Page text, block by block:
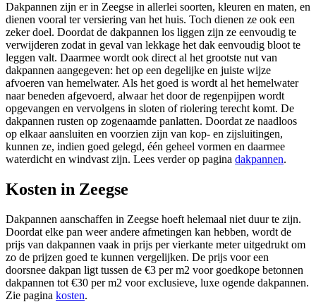
Dakpannen zijn er in Zeegse in allerlei soorten, kleuren en maten, en
dienen vooral ter versiering van het huis. Toch dienen ze ook een
zeker doel. Doordat de dakpannen los liggen zijn ze eenvoudig te
verwijderen zodat in geval van lekkage het dak eenvoudig bloot te
leggen valt. Daarmee wordt ook direct al het grootste nut van
dakpannen aangegeven: het op een degelijke en juiste wijze
afvoeren van hemelwater. Als het goed is wordt al het hemelwater
naar beneden afgevoerd, alwaar het door de regenpijpen wordt
opgevangen en vervolgens in sloten of riolering terecht komt. De
dakpannen rusten op zogenaamde panlatten. Doordat ze naadloos
op elkaar aansluiten en voorzien zijn van kop- en zijsluitingen,
kunnen ze, indien goed gelegd, één geheel vormen en daarmee
waterdicht en windvast zijn. Lees verder op pagina dakpannen.
Kosten in Zeegse
Dakpannen aanschaffen in Zeegse hoeft helemaal niet duur te zijn.
Doordat elke pan weer andere afmetingen kan hebben, wordt de
prijs van dakpannen vaak in prijs per vierkante meter uitgedrukt om
zo de prijzen goed te kunnen vergelijken. De prijs voor een
doorsnee dakpan ligt tussen de €3 per m2 voor goedkope betonnen
dakpannen tot €30 per m2 voor exclusieve, luxe ogende dakpannen.
Zie pagina kosten.